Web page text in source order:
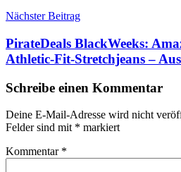
Nächster Beitrag
PirateDeals BlackWeeks:
Athletic-Fit-Stretchjeans –
Schreibe einen Kommentar
Deine E-Mail-Adresse wird nicht
Felder sind mit * markiert
Kommentar *